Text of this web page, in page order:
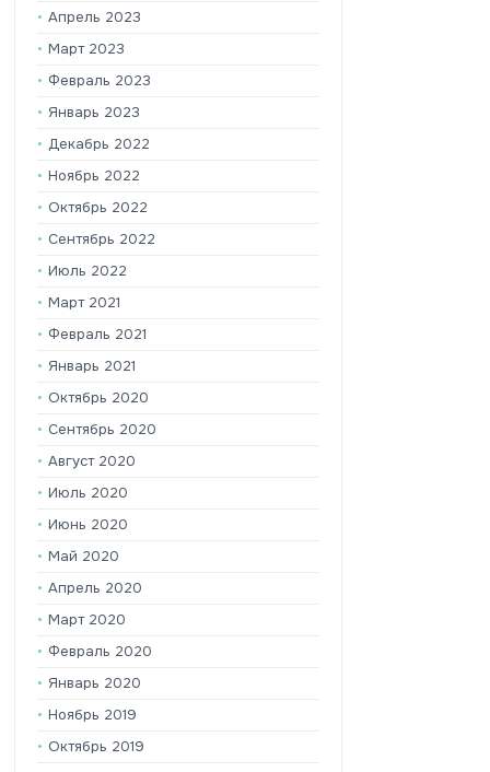
Апрель 2023
Март 2023
Февраль 2023
Январь 2023
Декабрь 2022
Ноябрь 2022
Октябрь 2022
Сентябрь 2022
Июль 2022
Март 2021
Февраль 2021
Январь 2021
Октябрь 2020
Сентябрь 2020
Август 2020
Июль 2020
Июнь 2020
Май 2020
Апрель 2020
Март 2020
Февраль 2020
Январь 2020
Ноябрь 2019
Октябрь 2019